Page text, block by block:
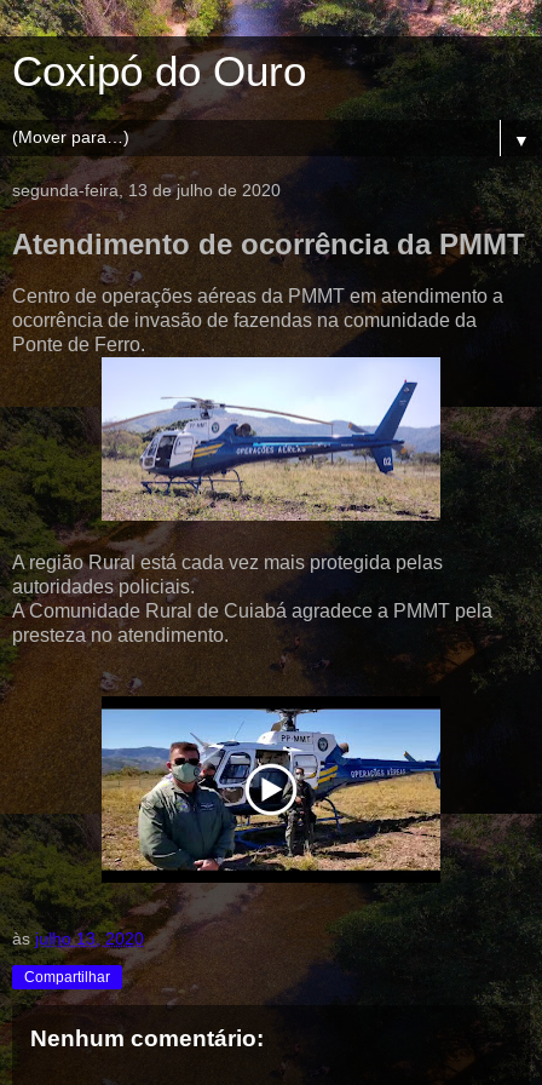
Coxipó do Ouro
▼
segunda-feira, 13 de julho de 2020
Atendimento de ocorrência da PMMT
Centro de operações aéreas da PMMT em atendimento a
ocorrência de invasão de fazendas na comunidade da
Ponte de Ferro.
A região Rural está cada vez mais protegida pelas
autoridades policiais.
A Comunidade Rural de Cuiabá agradece a PMMT pela
presteza no atendimento.
àsjulho 13, 2020
Compartilhar
Nenhum comentário: